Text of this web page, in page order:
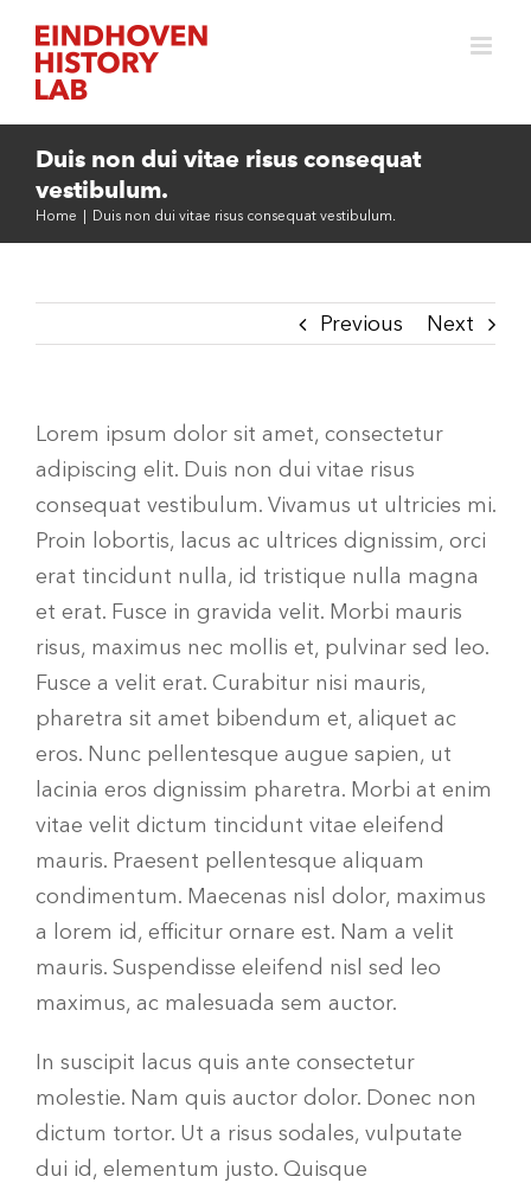
content
Duis non dui vitae risus consequat
vestibulum.
Home Duis non dui vitae risus consequat vestibulum.
Previous Next
Lorem ipsum dolor sit amet, consectetur
adipiscing elit. Duis non dui vitae risus
consequat vestibulum. Vivamus ut ultricies mi.
Proin lobortis, lacus ac ultrices dignissim, orci
erat tincidunt nulla, id tristique nulla magna
et erat. Fusce in gravida velit. Morbi mauris
risus, maximus nec mollis et, pulvinar sed leo.
Fusce a velit erat. Curabitur nisi mauris,
pharetra sit amet bibendum et, aliquet ac
eros. Nunc pellentesque augue sapien, ut
lacinia eros dignissim pharetra. Morbi at enim
vitae velit dictum tincidunt vitae eleifend
mauris. Praesent pellentesque aliquam
condimentum. Maecenas nisl dolor, maximus
a lorem id, efficitur ornare est. Nam a velit
mauris. Suspendisse eleifend nisl sed leo
maximus, ac malesuada sem auctor.
In suscipit lacus quis ante consectetur
molestie. Nam quis auctor dolor. Donec non
dictum tortor. Ut a risus sodales, vulputate
dui id, elementum justo. Quisque